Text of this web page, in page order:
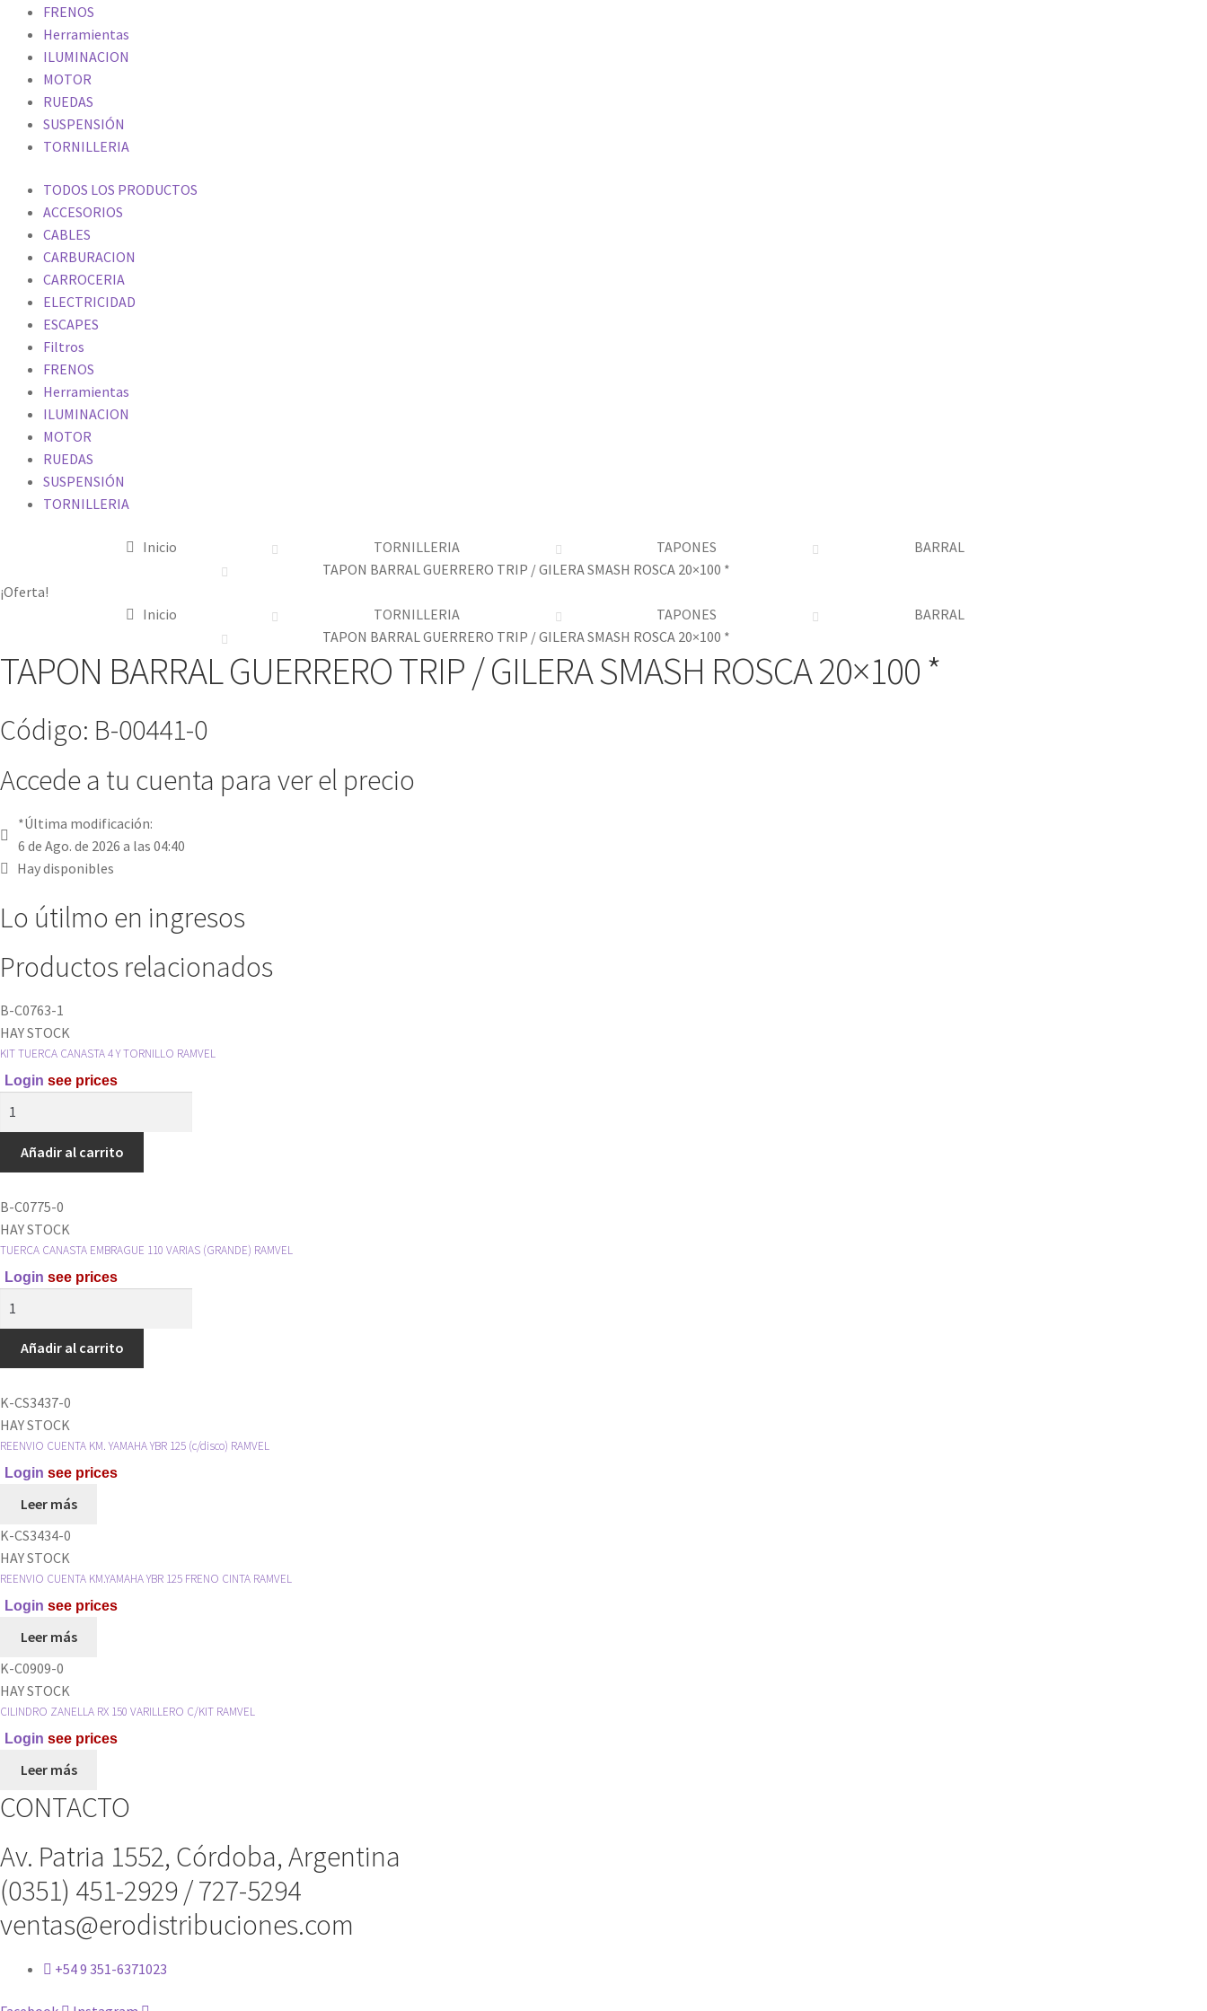
FRENOS
Herramientas
ILUMINACION
MOTOR
RUEDAS
SUSPENSIÓN
TORNILLERIA
TODOS LOS PRODUCTOS
ACCESORIOS
CABLES
CARBURACION
CARROCERIA
ELECTRICIDAD
ESCAPES
Filtros
FRENOS
Herramientas
ILUMINACION
MOTOR
RUEDAS
SUSPENSIÓN
TORNILLERIA
Inicio TORNILLERIA TAPONES
BARRAL
TAPON BARRAL GUERRERO TRIP / GILERA SMASH ROSCA 20×100 *
¡Oferta!
Inicio
TORNILLERIA TAPONES
BARRAL
TAPON BARRAL GUERRERO TRIP / GILERA SMASH ROSCA 20×100 *
TAPON BARRAL GUERRERO TRIP / GILERA SMASH ROSCA 20×100 *
Código: B-00441-0
Accede a tu cuenta para ver el precio
*Última modificación:
6 de Ago. de 2026 a las 04:40
Hay disponibles
Lo útilmo en ingresos
Productos relacionados
B-C0763-1
HAY STOCK
KIT TUERCA CANASTA 4 Y TORNILLO RAMVEL
Login see prices
CANASTA
4
TORNILLO
RAMVEL
cantidad
Añadir al carrito
B-C0775-0
HAY STOCK
TUERCA CANASTA EMBRAGUE 110 VARIAS (GRANDE) RAMVEL
Login see prices
EMBRAGUE
110
(GRANDE)
RAMVEL
cantidad
Añadir al carrito
K-CS3437-0
HAY STOCK
REENVIO CUENTA KM. YAMAHA YBR 125 (c/disco) RAMVEL
Login see prices
Leer más
K-CS3434-0
HAY STOCK
REENVIO CUENTA KM.YAMAHA YBR 125 FRENO CINTA RAMVEL
Login see prices
Leer más
K-C0909-0
HAY STOCK
CILINDRO ZANELLA RX 150 VARILLERO C/KIT RAMVEL
Login see prices
Leer más
CONTACTO
Av. Patria 1552, Córdoba, Argentina
(0351) 451-2929 / 727-5294
ventas@erodistribuciones.com
+54 9 351-6371023